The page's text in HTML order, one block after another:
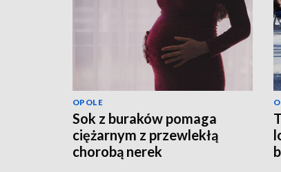
OPOLE
Sok z buraków pomaga
ciężarnym z przewlekłą
chorobą nerek